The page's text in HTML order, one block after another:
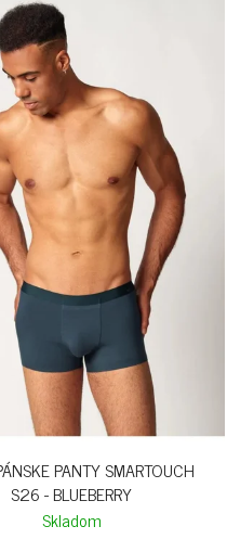
PANTY SMARTOUCH
S26 - BLUEBERRY
Skladom